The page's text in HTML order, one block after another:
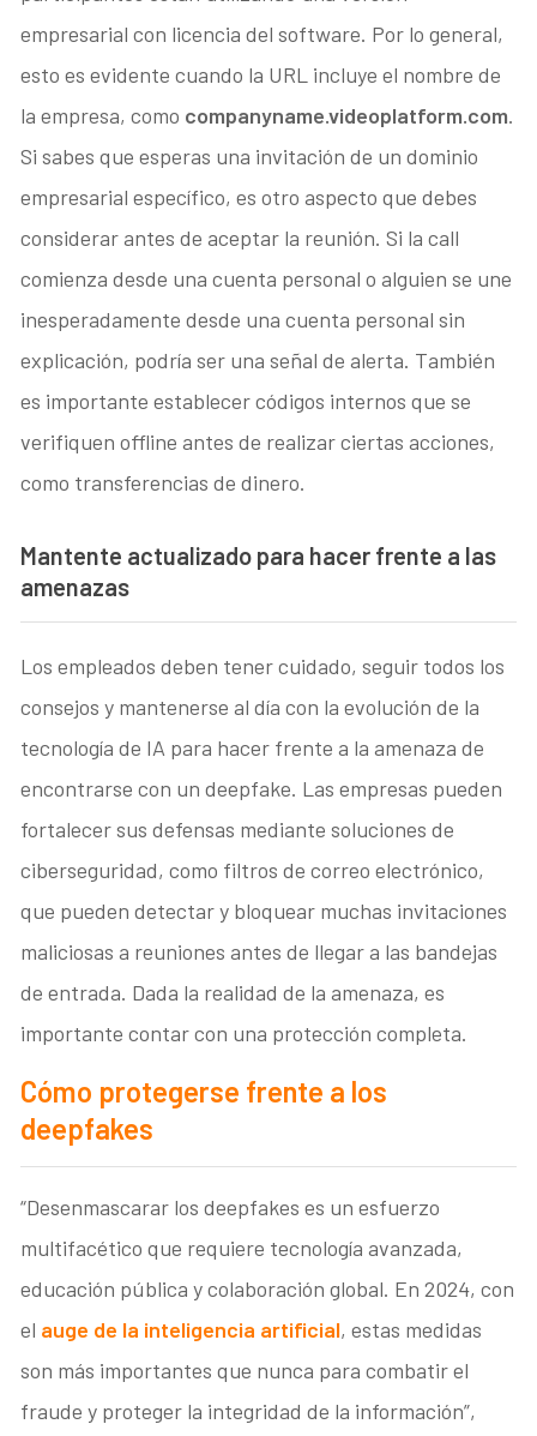
empresarial con licencia del software. Por lo general,
esto es evidente cuando la URL incluye el nombre de
la empresa, como companyname.videoplatform.com.
Si sabes que esperas una invitación de un dominio
empresarial específico, es otro aspecto que debes
considerar antes de aceptar la reunión. Si la call
comienza desde una cuenta personal o alguien se une
inesperadamente desde una cuenta personal sin
explicación, podría ser una señal de alerta. También
es importante establecer códigos internos que se
verifiquen offline antes de realizar ciertas acciones,
como transferencias de dinero.
Mantente actualizado para hacer frente a las
amenazas
Los empleados deben tener cuidado, seguir todos los
consejos y mantenerse al día con la evolución de la
tecnología de IA para hacer frente a la amenaza de
encontrarse con un deepfake. Las empresas pueden
fortalecer sus defensas mediante soluciones de
ciberseguridad, como filtros de correo electrónico,
que pueden detectar y bloquear muchas invitaciones
maliciosas a reuniones antes de llegar a las bandejas
de entrada. Dada la realidad de la amenaza, es
importante contar con una protección completa.
Cómo protegerse frente a los
deepfakes
“Desenmascarar los deepfakes es un esfuerzo
multifacético que requiere tecnología avanzada,
educación pública y colaboración global. En 2024, con
el auge de la inteligencia artificial, estas medidas
son más importantes que nunca para combatir el
fraude y proteger la integridad de la información”,